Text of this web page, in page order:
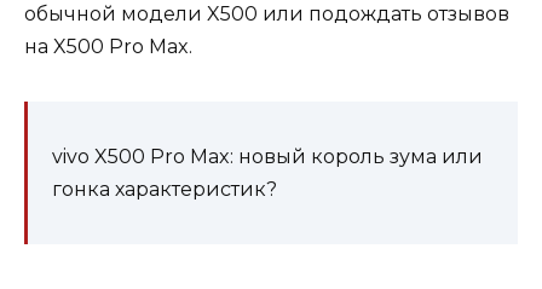
обычной модели X500 или подождать отзывов
на X500 Pro Max.
vivo X500 Pro Max: новый король зума или
гонка характеристик?